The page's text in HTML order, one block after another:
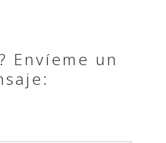
Envíeme un